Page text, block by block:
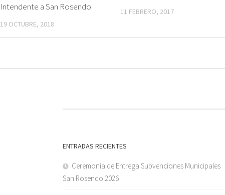
Intendente a San Rosendo
19 OCTUBRE, 2018
11 FEBRERO, 2017
ENTRADAS RECIENTES
Ceremonia de Entrega Subvenciones Municipales
San Rosendo 2026